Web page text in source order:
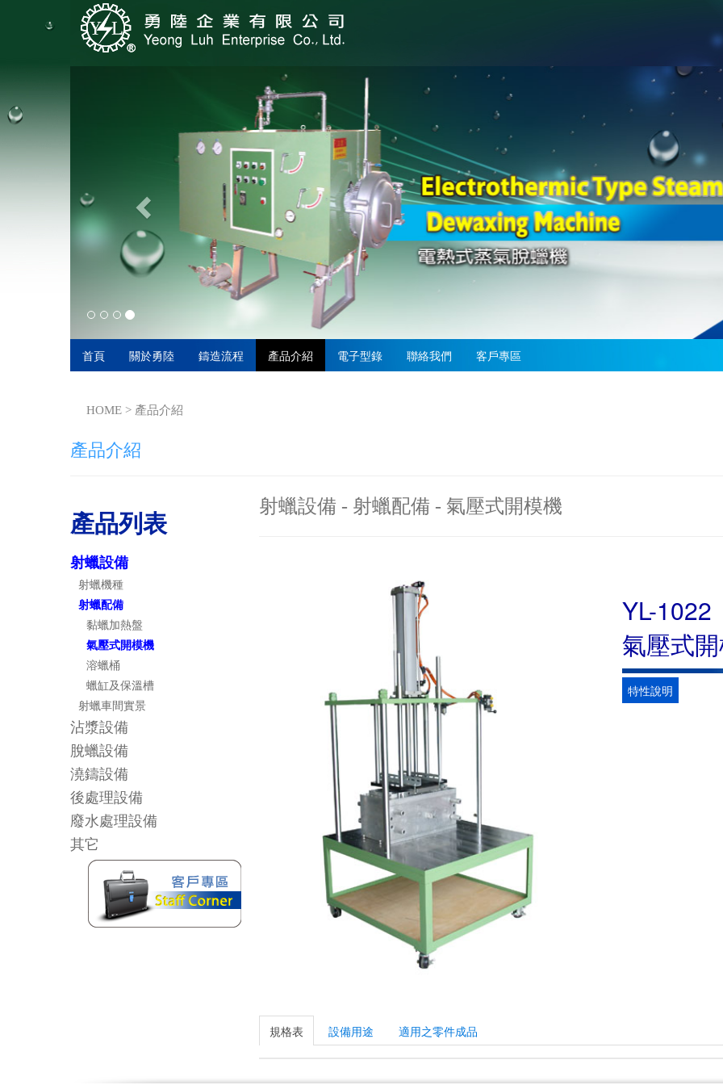
首頁 關於勇陸 鑄造流程 產品介紹 電子型錄 聯絡我們 客戶專區
HOME > 產品介紹
產品介紹
產品列表
射蠟設備
射蠟機種
射蠟配備
黏蠟加熱盤
氣壓式開模機
溶蠟桶
蠟缸及保溫槽
射蠟車間實景
沾漿設備
脫蠟設備
澆鑄設備
後處理設備
廢水處理設備
其它
射蠟設備 - 射蠟配備 - 氣壓式開模機
YL-1022
氣壓式
特性說明
規格表 設備用途 適用之零件成品